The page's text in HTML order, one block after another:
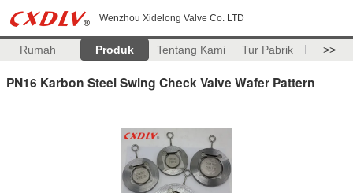
Wenzhou Xidelong Valve Co. LTD
Rumah Produk Tentang Kami Tur Pabrik >>
PN16 Karbon Steel Swing Check Valve Wafer Pattern